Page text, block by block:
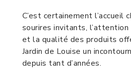
C’est certainement l’accueil
sourires invitants,
et la qualité des produits
Jardin de Louise un
depuis tant d’années.